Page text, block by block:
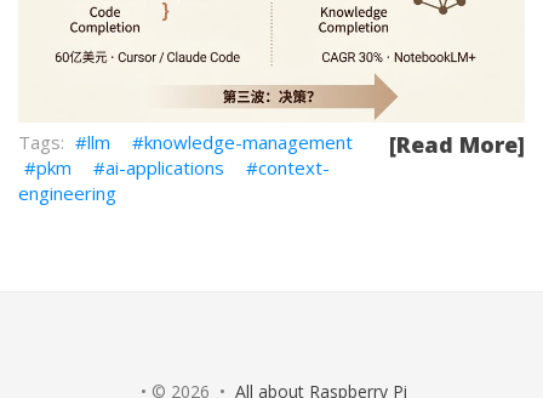
[Read More]
llm
knowledge-management
pkm
ai-applications
context-
engineering
• © 2026 • All about Raspberry Pi